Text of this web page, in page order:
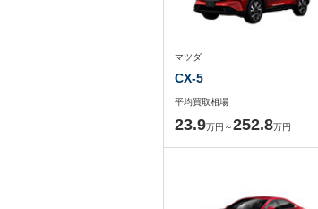
マツダ
CX-5
平均買取相場
23.9万円～252.8万円